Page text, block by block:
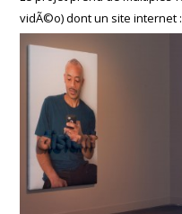
vidÃ©o) dont un site internet :